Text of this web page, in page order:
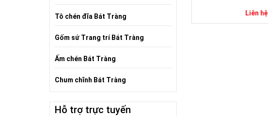
Liên hệ
Tô chén đĩa Bát Tràng
Gốm sứ Trang trí Bát Tràng
Ấm chén Bát Tràng
Chum chĩnh Bát Tràng
Hỗ trợ trực tuyến